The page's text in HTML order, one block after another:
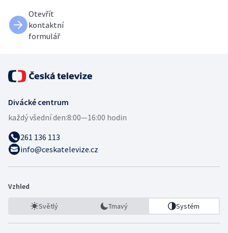
Otevřít
kontaktní
formulář
Divácké centrum
každý všední den:8:00—16:00 hodin
261 136 113
info@ceskatelevize.cz
Vzhled
Světlý Tmavý Systém